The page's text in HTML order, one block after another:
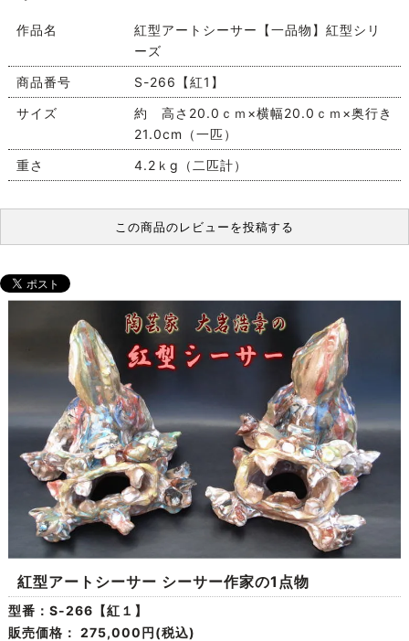
作品名
紅型アートシーサー【一品物】紅型シリ
ーズ
商品番号
S-266【紅1】
サイズ
約 高さ20.0ｃｍ×横幅20.0ｃｍ×奥行き
21.0cm（一匹）
重さ
4.2ｋg（二匹計）
この商品のレビューを投稿する
紅型アートシーサー シーサー作家の1点物
型番：S-266【紅１】
販売価格： 275,000円(税込)